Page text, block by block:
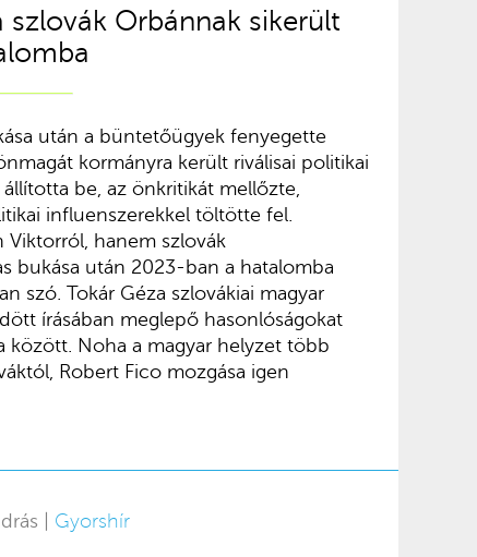
szlovák Orbánnak sikerült
után a büntetőügyek fenyegette
kormányra került riválisai politikai
be, az önkritikát mellőzte,
influenszerekkel töltötte fel.
Viktorról, hanem szlovák
bukása után 2023-ban a hatalomba
szó. Tokár Géza szlovákiai magyar
írásában meglepő hasonlóságokat
között. Noha a magyar helyzet több
Robert Fico mozgása igen
| Gyorshír